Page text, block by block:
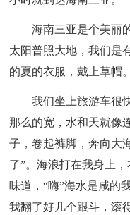
海南三亚是个美丽
太阳普照大地，我们是
的夏的衣服，戴上草帽。
我们坐上旅游车很
那么的宽，水和天就像
子，卷起裤脚，奔向大
了”。海浪打在我身上
味道，“嗨”海水是咸的
我翻了好几个跟斗，滚